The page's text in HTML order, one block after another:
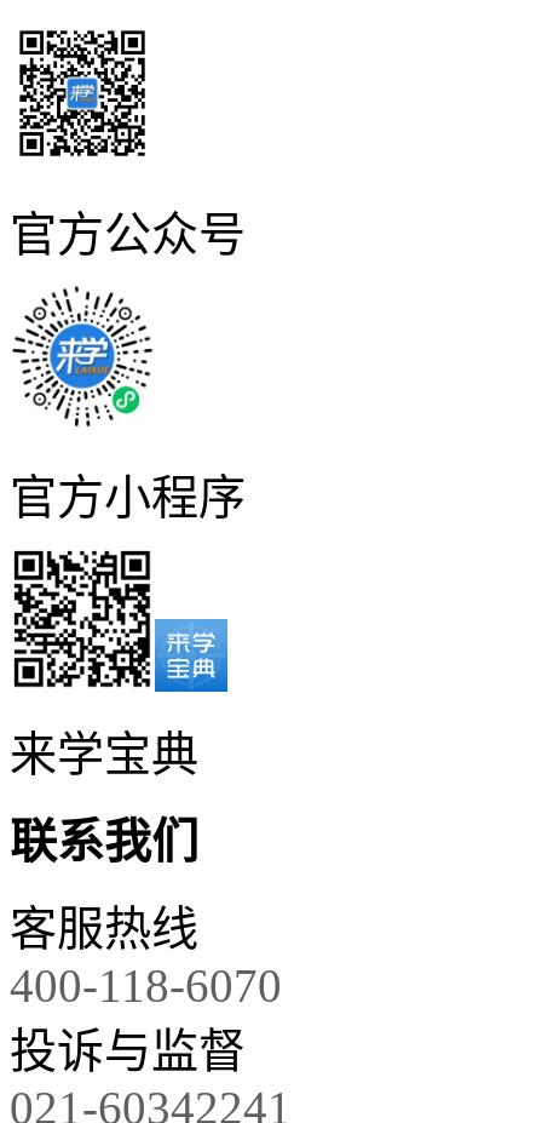
官方公众号
官方小程序
来学宝典
联系我们
客服热线
400-118-6070
投诉与监督
021-60342241